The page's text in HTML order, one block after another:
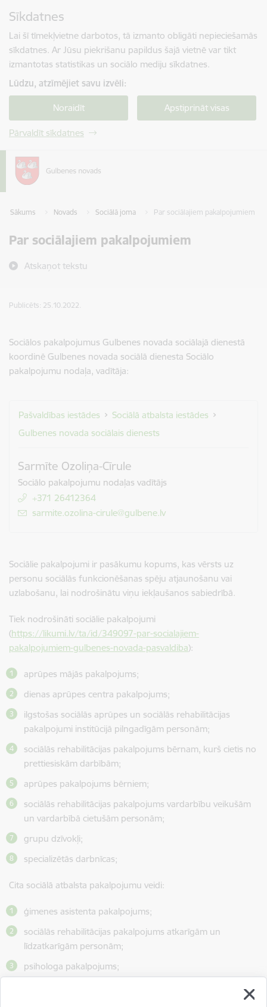
Sīkdatnes
Lai šī tīmekļvietne darbotos, tā izmanto obligāti nepieciešamās
sīkdatnes. Ar Jūsu piekrišanu papildus šajā vietnē var tikt
izmantotas statistikas un sociālo mediju sīkdatnes.
Lūdzu, atzīmējiet savu izvēli:
Noraidīt Apstiprināt visas
Pārvaldīt sīkdatnes
Sākums Novads Sociālā joma Par sociālajiem pakalpojumiem
Par sociālajiem pakalpojumiem
Atskaņot tekstu
Publicēts: 25.10.2022.
Sociālos pakalpojumus Gulbenes novada sociālajā dienestā
koordinē Gulbenes novada sociālā dienesta Sociālo
pakalpojumu nodaļa, vadītāja:
Pašvaldības iestādes
Sociālā atbalsta iestādes
Gulbenes novada sociālais dienests
Sarmīte Ozoliņa-Cīrule
Sociālo pakalpojumu nodaļas vadītājs
+371 26412364
E-pasts:
sarmite.ozolina-cirule@gulbene.lv
Sociālie pakalpojumi ir pasākumu kopums, kas vērsts uz
personu sociālās funkcionēšanas spēju atjaunošanu vai
uzlabošanu, lai nodrošinātu viņu iekļaušanos sabiedrībā.
Tiek nodrošināti sociālie pakalpojumi
(https://likumi.lv/ta/id/349097-par-socialajiem-
pakalpojumiem-gulbenes-novada-pasvaldiba):
aprūpes mājās pakalpojums;
dienas aprūpes centra pakalpojums;
ilgstošas sociālās aprūpes un sociālās rehabilitācijas
pakalpojumi institūcijā pilngadīgām personām;
sociālās rehabilitācijas pakalpojums bērnam, kurš cietis no
prettiesiskām darbībām;
aprūpes pakalpojums bērniem;
sociālās rehabilitācijas pakalpojums vardarbību veikušām
un vardarbībā cietušām personām;
grupu dzīvokļi;
specializētās darbnīcas;
Cita sociālā atbalsta pakalpojumu veidi:
ģimenes asistenta pakalpojums;
sociālās rehabilitācijas pakalpojums atkarīgām un
līdzatkarīgām personām;
psihologa pakalpojums;